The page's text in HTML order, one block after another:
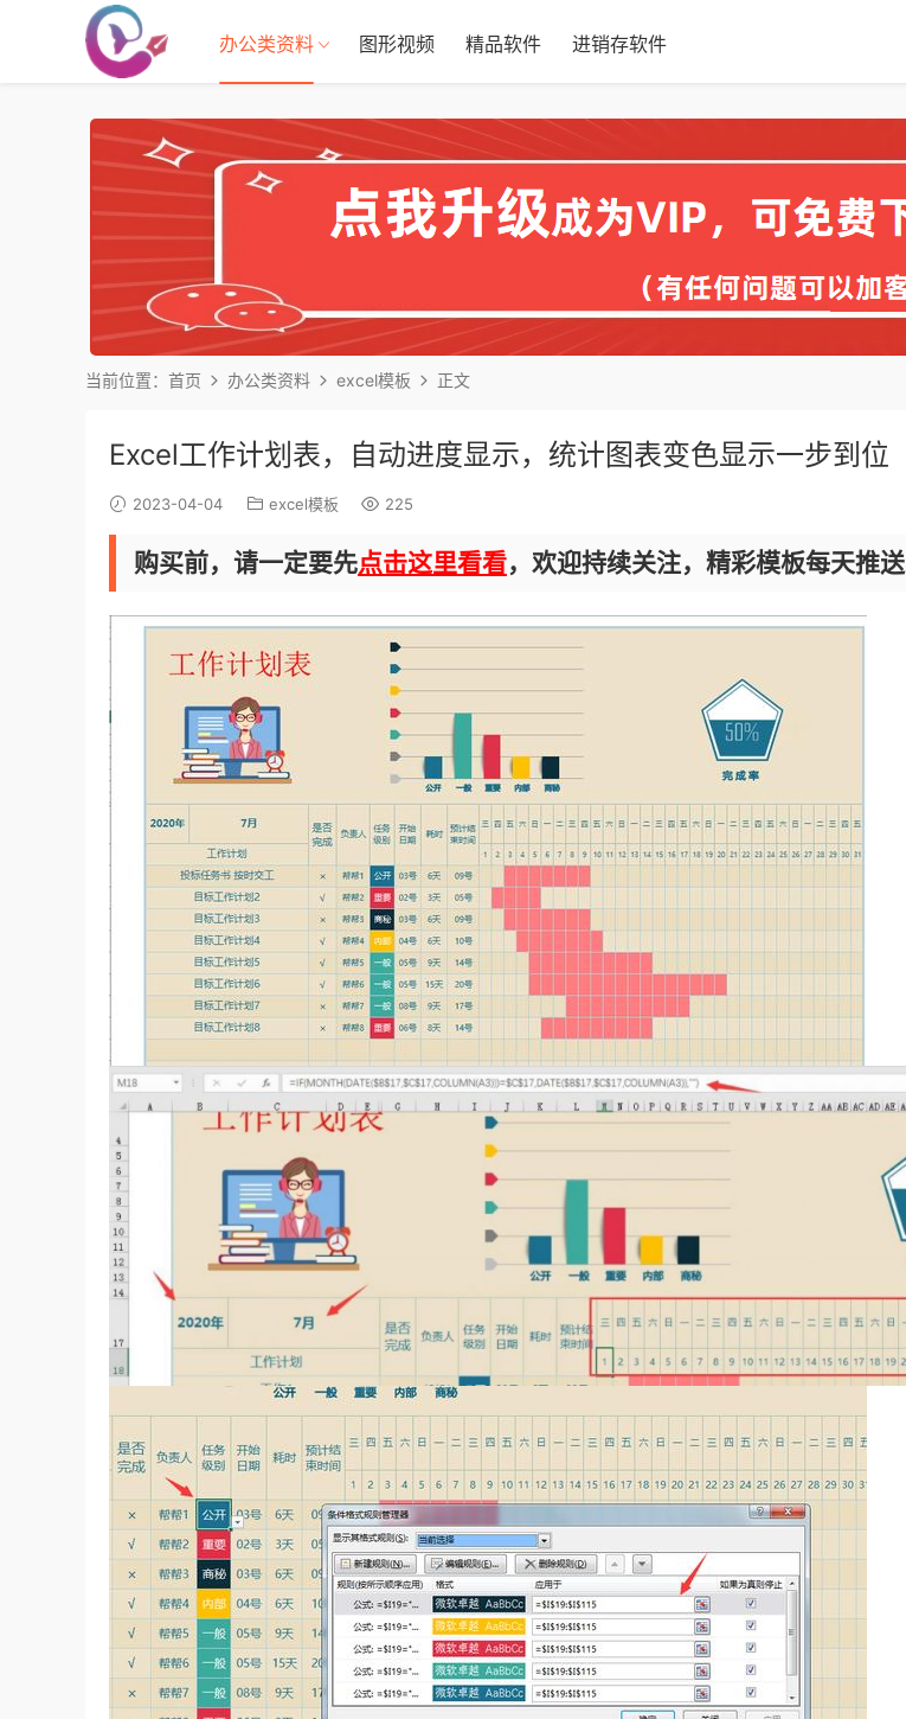
办公类资料 图形视频 精品软件 进销存软件
当前位置： 首页 办公类资料 excel模板 正文
Excel工作计划表，自动进度显示，统计图表变色显示一步到位
2023-04-04 excel模板 225
购买前，请一定要先点击这里看看，欢迎持续关注，精彩模板每天推送